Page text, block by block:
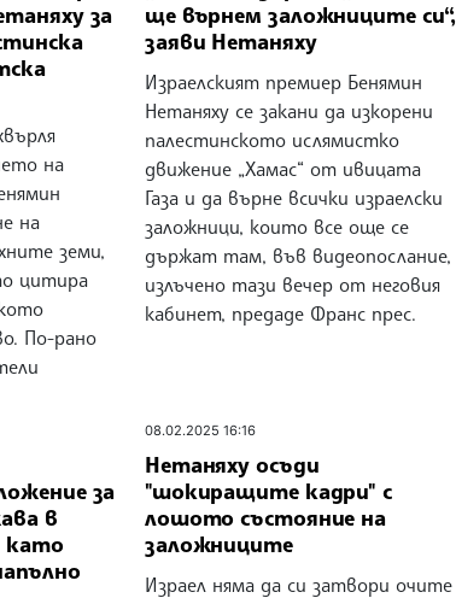
за
на
на
земи,
цитира
По-рано
ще върнем заложниците си“,
заяви Нетаняху
Израелският премиер Бенямин
Нетаняху се закани да изкорени
палестинското ислямистко
движение „Хамас“ от ивицата
Газа и да върне всички израелски
заложници, които все още се
държат там, във видеопослание,
излъчено тази вечер от неговия
кабинет, предаде Франс прес.
за
в
като
08.02.2025 16:16
Нетаняху осъди
"шокиращите кадри" с
лошото състояние на
заложниците
Израел няма да си затвори очите